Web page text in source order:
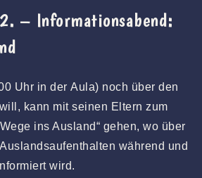
– Informationsabend:
Uhr in der Aula) noch über den
kann mit seinen Eltern zum
ins Ausland“ gehen, wo über
während und
wird.